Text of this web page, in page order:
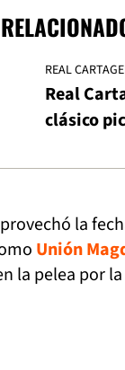
REAL
Real
clásico
la
Unión
la pelea por